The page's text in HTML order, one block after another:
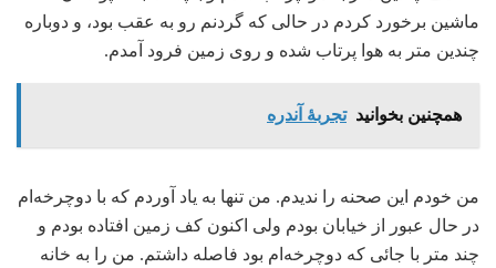
ماشین برخورد کردم در حالی که گردنم رو به عقب بود، و دوباره
چندین متر به هوا پرتاب شده و روی زمین فرود آمدم.
همچنین بخوانید تجربۀ آندره
من خودم این صحنه را ندیدم. من تنها به یاد آوردم که با دوچرخه‌ام
در حال عبور از خیابان بودم ولی اکنون کف زمین افتاده بودم و
چند متر با جائی که دوچرخه‌ام بود فاصله داشتم. من را به خانه